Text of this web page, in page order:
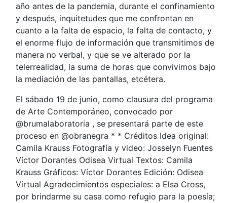
año antes de la pandemia, durante el confinamiento
y después, inquitetudes que me confrontan en
cuanto a la falta de espacio, la falta de contacto, y
el enorme flujo de información que transmitimos de
manera no verbal, y que se ve alterado por la
telerrealidad, la suma de horas que convivimos bajo
la mediación de las pantallas, etcétera.
El sábado 19 de junio, como clausura del programa
de Arte Contemporáneo, convocado por
@brumalaboratoria , se presentará parte de este
proceso en @obranegra * * Créditos Idea original:
Camila Krauss Fotografía y video: Josselyn Fuentes
Víctor Dorantes Odisea Virtual Textos: Camila
Krauss Gráficos: Víctor Dorantes Edición: Odisea
Virtual Agradecimientos especiales: a Elsa Cross,
por brindarme su casa como refugio para la poesía;